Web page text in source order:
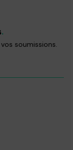
.
soumissions.